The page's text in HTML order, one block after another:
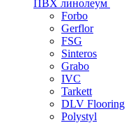
ПВХ линолеум
Forbo
Gerflor
FSG
Sinteros
Grabo
IVC
Tarkett
DLV Flooring
Polystyl